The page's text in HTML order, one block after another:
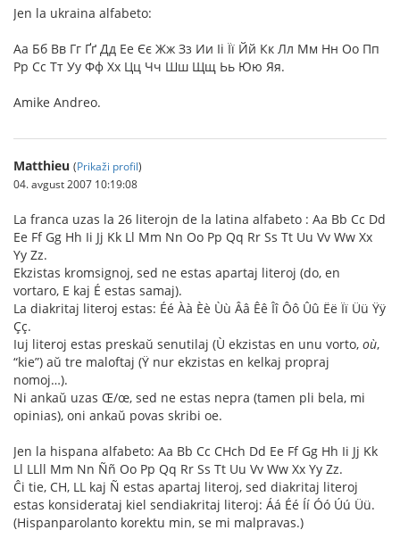
Jen la ukraina alfabeto:
Аа Бб Вв Гг Ґґ Дд Ее Єє Жж Зз Ии Іі Її Йй Кк Лл Мм Нн Оо Пп
Рр Сс Тт Уу Фф Хх Цц Чч Шш Щщ Ьь Юю Яя.
Amike Andreo.
Matthieu (Prikaži profil)
04. avgust 2007 10:19:08
La franca uzas la 26 literojn de la latina alfabeto : Aa Bb Cc Dd
Ee Ff Gg Hh Ii Jj Kk Ll Mm Nn Oo Pp Qq Rr Ss Tt Uu Vv Ww Xx
Yy Zz.
Ekzistas kromsignoj, sed ne estas apartaj literoj (do, en
vortaro, E kaj É estas samaj).
La diakritaj literoj estas: Éé Àà Èè Ùù Ââ Êê Îî Ôô Ûû Ëë Ïï Üü Ÿÿ
Çç.
Iuj literoj estas preskaŭ senutilaj (Ù ekzistas en unu vorto, où,
“kie”) aŭ tre maloftaj (Ÿ nur ekzistas en kelkaj propraj
nomoj…).
Ni ankaŭ uzas Œ/œ, sed ne estas nepra (tamen pli bela, mi
opinias), oni ankaŭ povas skribi oe.
Jen la hispana alfabeto: Aa Bb Cc CHch Dd Ee Ff Gg Hh Ii Jj Kk
Ll LLll Mm Nn Ññ Oo Pp Qq Rr Ss Tt Uu Vv Ww Xx Yy Zz.
Ĉi tie, CH, LL kaj Ñ estas apartaj literoj, sed diakritaj literoj
estas konsiderataj kiel sendiakritaj literoj: Áá Éé Íí Óó Úú Üü.
(Hispanparolanto korektu min, se mi malpravas.)